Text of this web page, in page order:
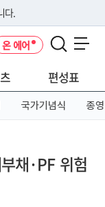
다.
고 있다면 아래 URL에
온 에어
편성표
국가기념식 종영
채·PF 위험